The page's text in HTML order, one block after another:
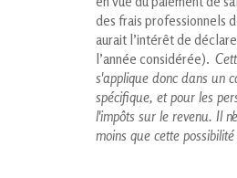
des frais professionnels
aurait l’intérêt de
l’année considérée).
s'applique donc dans un
spécifique, et pour les
l'impôts sur le revenu. Il
moins que cette